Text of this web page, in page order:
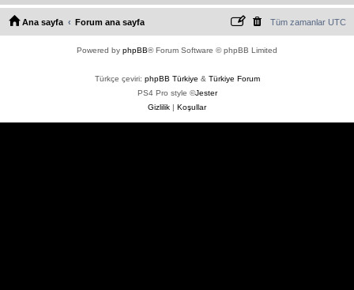
Ana sayfa Forum ana sayfa Tüm zamanlar UTC
Powered by phpBB® Forum Software © phpBB Limited
Türkçe çeviri: phpBB Türkiye & Türkiye Forum
PS4 Pro style ©Jester
Gizlilik | Koşullar